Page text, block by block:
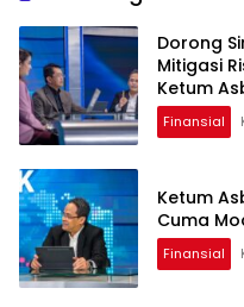
Dorong
Mitigasi
Ketum
Finansial
Ketum
Cuma
Finansial